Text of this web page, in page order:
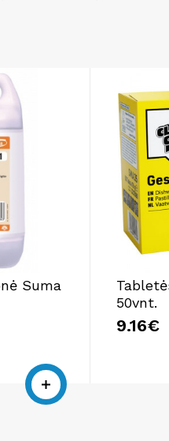
Suma
50vnt.
9.16€